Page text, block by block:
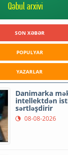
SON XƏBƏR
POPULYAR
YAZARLAR
Danimarka
intellektdən
sərtləşdirir
08-08-2026